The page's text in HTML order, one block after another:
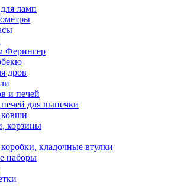
ламп
Ферингер
дров
и печей
для выпечки
ковши
корзины
кладочные втулки
наборы